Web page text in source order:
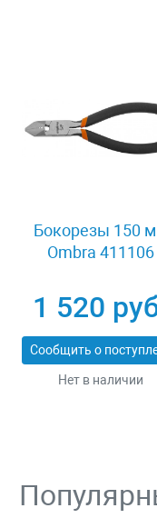
Бокорезы 150
Ombra 411106
1 520
Нет в наличии